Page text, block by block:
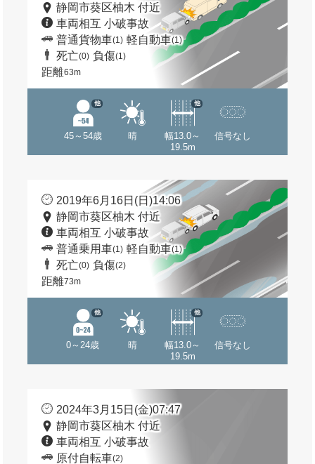
静岡市葵区柚木 付近
車両相互 小破事故
普通貨物車(1) 軽自動車(1)
死亡(0) 負傷(1)
距離63m
45～54歳
他
晴
幅13.0～
19.5m
他
信号なし
2019年6月16日(日)14:06
静岡市葵区柚木 付近
車両相互 小破事故
普通乗用車(1) 軽自動車(1)
死亡(0) 負傷(2)
距離73m
0～24歳
他
晴
幅13.0～
19.5m
他
信号なし
2024年3月15日(金)07:47
静岡市葵区柚木 付近
車両相互 小破事故
原付自転車(2)